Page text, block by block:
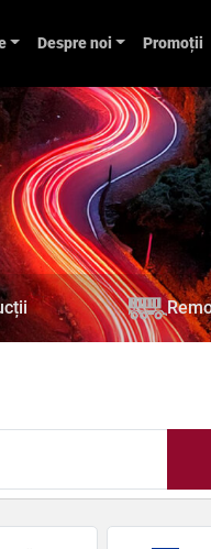
Despre noi Promoții